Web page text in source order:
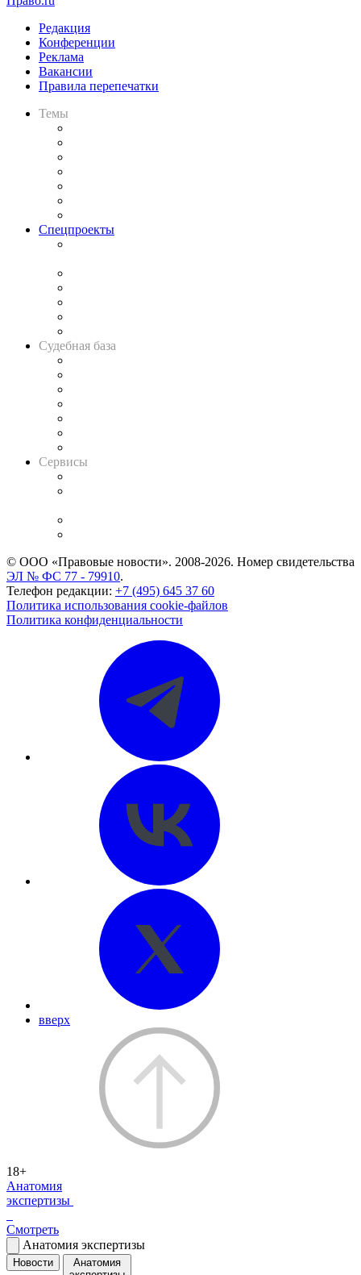
Редакция
Конференции
Реклама
Вакансии
Правила перепечатки
Темы
Спецпроекты
Судебная база
Сервисы
© ООО «Правовые новости». 2008-2026. Номер свидетельства
ЭЛ № ФС 77 - 79910.
Телефон редакции: +7 (495) 645 37 60
Политика использования cookie-файлов
Политика конфиденциальности
вверх
18+
Анатомия
экспертизы
Смотреть
Анатомия экспертизы
Новости
Анатомия